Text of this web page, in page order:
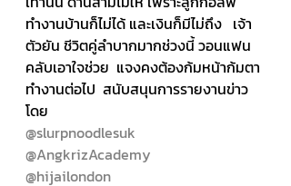
ทำงานบ้านก็ไม่ได้ และเงินก็มีไม่ถึง   เจ้า
ตัวยัน ชีวิตคู่ลำบากมากช่วงนี้ วอนแฟน
คลับเอาใจช่วย  แจงคงต้องก้มหน้าก้มตา
ทำงานต่อไป  สนับสนุนการรายงานข่าว
โดย
@slurpnoodlesuk
@AngkrizAcademy
@hijailondon